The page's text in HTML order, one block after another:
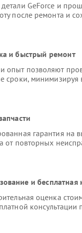
GeForce и
после ремонта и
и быстрый ремонт
позволяют
сроки, минимизируя
гарантия
от повторных
и бесплатная
оценка